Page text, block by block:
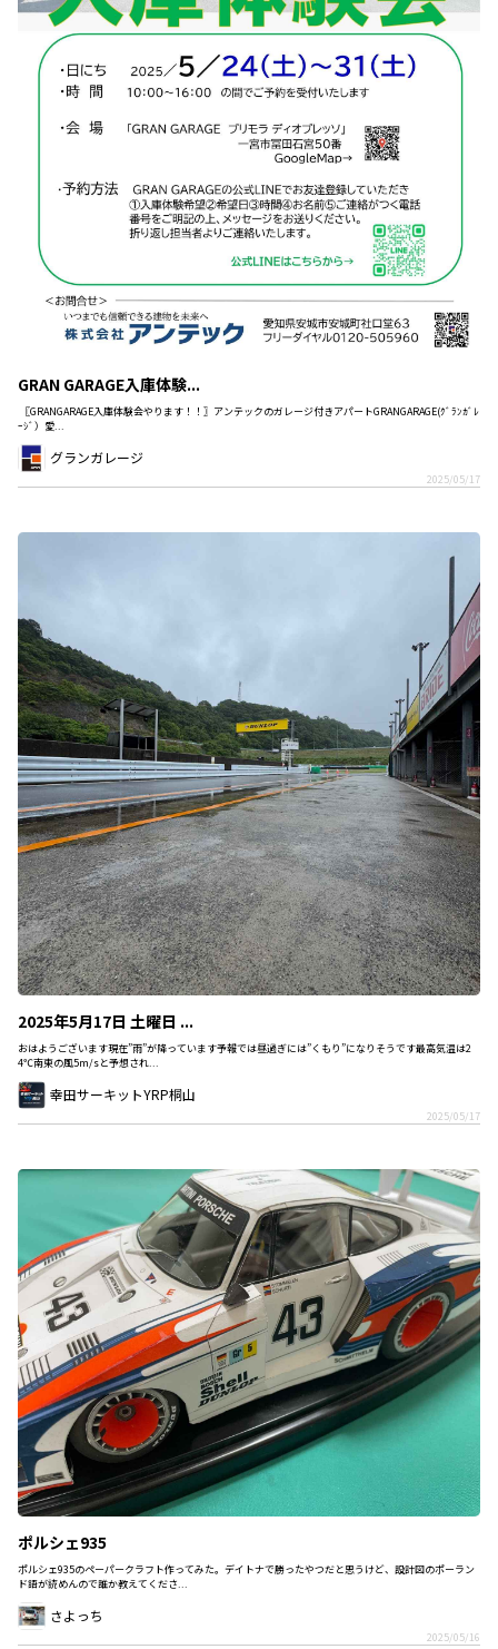
GRAN GARAGE入庫体験...
〖GRANGARAGE入庫体験会やります！！〗アンテックのガレージ付きアパートGRANGARAGE(ｸﾞﾗﾝｶﾞﾚ
ｰｼﾞ）愛...
グランガレージ
2025/05/17
2025年5月17日 土曜日 ...
おはようございます現在”雨”が降っています予報では昼過ぎには”くもり”になりそうです最高気温は2
4℃南東の風5m/sと予想され...
幸田サーキットYRP桐山
2025/05/17
ポルシェ935
ポルシェ935のペーパークラフト作ってみた。デイトナで勝ったやつだと思うけど、設計図のポーラン
ド語が読めんので誰か教えてくださ...
さよっち
2025/05/16